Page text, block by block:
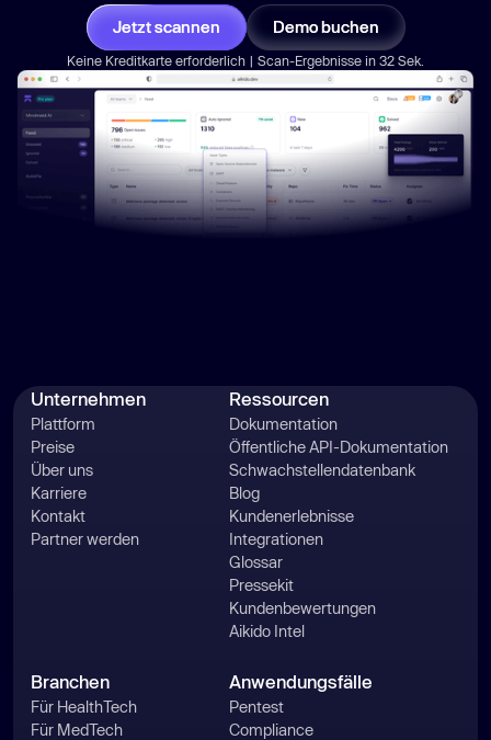
Jetzt scannen Demo buchen
Keine Kreditkarte erforderlich | Scan-Ergebnisse in 32 Sek.
Unternehmen
Plattform
Preise
Über uns
Karriere
Kontakt
Partner werden
Ressourcen
Dokumentation
Öffentliche API-Dokumentation
Schwachstellendatenbank
Blog
Kundenerlebnisse
Integrationen
Glossar
Pressekit
Kundenbewertungen
Aikido Intel
Branchen
Für HealthTech
Für MedTech
Anwendungsfälle
Pentest
Compliance